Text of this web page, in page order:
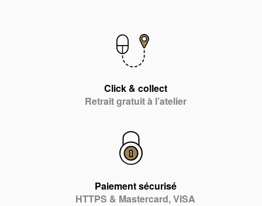
Click & collect
Retrait gratuit à l’atelier
Paiement sécurisé
HTTPS & Mastercard, VISA